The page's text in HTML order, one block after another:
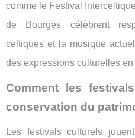
comme le Festival
de Bourges célèbrent
celtiques et la musique
des expressions culturelles en
Comment les
conservation du
Les festivals culturels